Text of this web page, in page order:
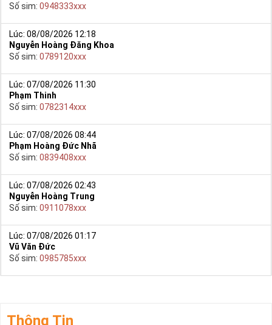
Số sim: 0948333xxx
Lúc: 08/08/2026 12:18
Nguyễn Hoàng Đăng Khoa
Số sim: 0789120xxx
Lúc: 07/08/2026 11:30
Phạm Thinh
Số sim: 0782314xxx
Lúc: 07/08/2026 08:44
Phạm Hoàng Đức Nhã
Số sim: 0839408xxx
Lúc: 07/08/2026 02:43
Nguyễn Hoàng Trung
Số sim: 0911078xxx
Lúc: 07/08/2026 01:17
Vũ Văn Đức
Số sim: 0985785xxx
Thông Tin